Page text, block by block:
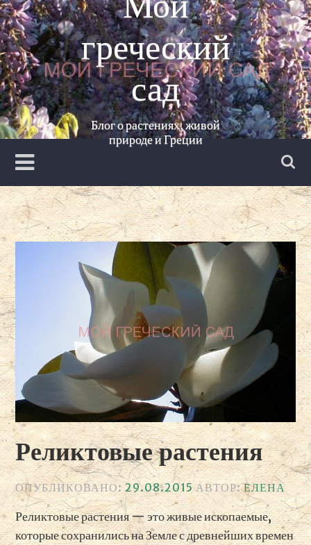
Перейти
к
содержанию
греческий
сад
Блог о растениях, живой
природе и Греции
Реликтовые растения
ОПУБЛИКОВАНО:29.08.2015АВТОР:ЕЛЕНА
Реликтовые растения — это живые ископаемые,
которые сохранились на Земле с древнейших времен